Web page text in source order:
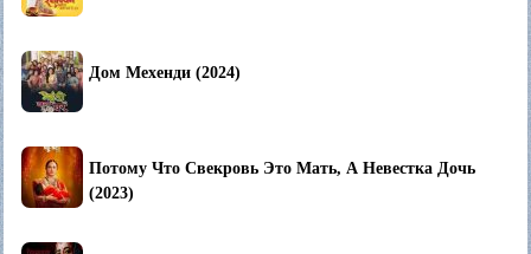
Дом Мехенди (2024)
Потому Что Свекровь Это Мать, А Невестка Дочь
(2023)